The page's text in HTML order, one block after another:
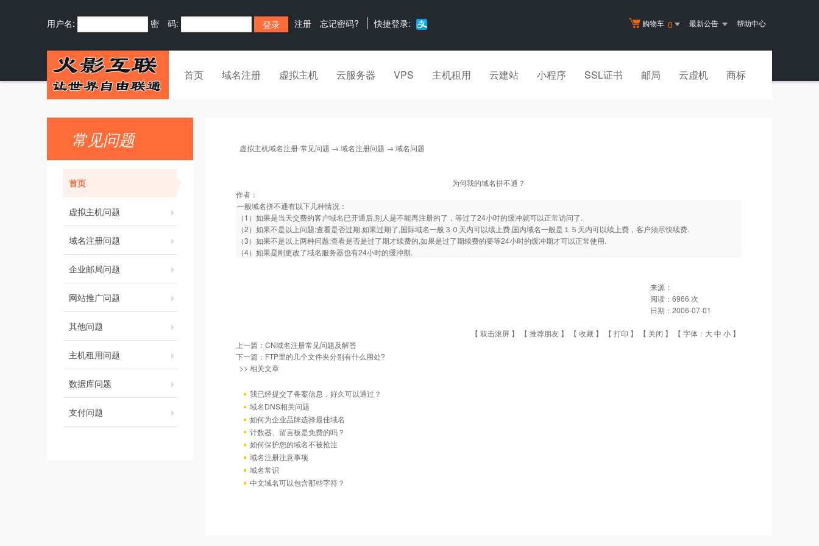
购物车 0 最新公告 帮助中心
用户名: 密 码: 注册 忘记密码? 快捷登录:
首页 域名注册 虚拟主机 云服务器 VPS 主机租用 云建站 小程序 SSL证书 邮局 云虚机 商标
常见问题
首页
虚拟主机问题
域名注册问题
企业邮局问题
网站推广问题
其他问题
主机租用问题
数据库问题
支付问题
虚拟主机域名注册-常见问题 → 域名注册问题 → 域名问题
为何我的域名拼不通？
作者：
一般域名拼不通有以下几种情况：
（1）如果是当天交费的客户域名已开通后,别人是不能再注册的了，等过了24小时的缓冲就可以正常访问了.
（2）如果不是以上问题:查看是否过期,如果过期了,国际域名一般３０天内可以续上费,国内域名一般是１５天内可以续上费，客户须尽快续费.
（3）如果不是以上两种问题:查看是否是过了期才续费的,如果是过了期续费的要等24小时的缓冲期才可以正常使用.
（4）如果是刚更改了域名服务器也有24小时的缓冲期.
来源：
阅读： 6966 次
日期： 2006-07-01
【 双击滚屏 】 【 推荐朋友 】 【 收藏 】 【 打印 】 【 关闭 】 【 字体： 大中 小 】
上一篇： CN域名注册常见问题及解答
下一篇： FTP里的几个文件夹分别有什么用处?
>> 相关文章
我已经提交了备案信息，好久可以通过？
域名DNS相关问题
如何为企业品牌选择最佳域名
计数器、留言板是免费的吗？
如何保护您的域名不被抢注
域名注册注意事项
域名常识
中文域名可以包含那些字符？